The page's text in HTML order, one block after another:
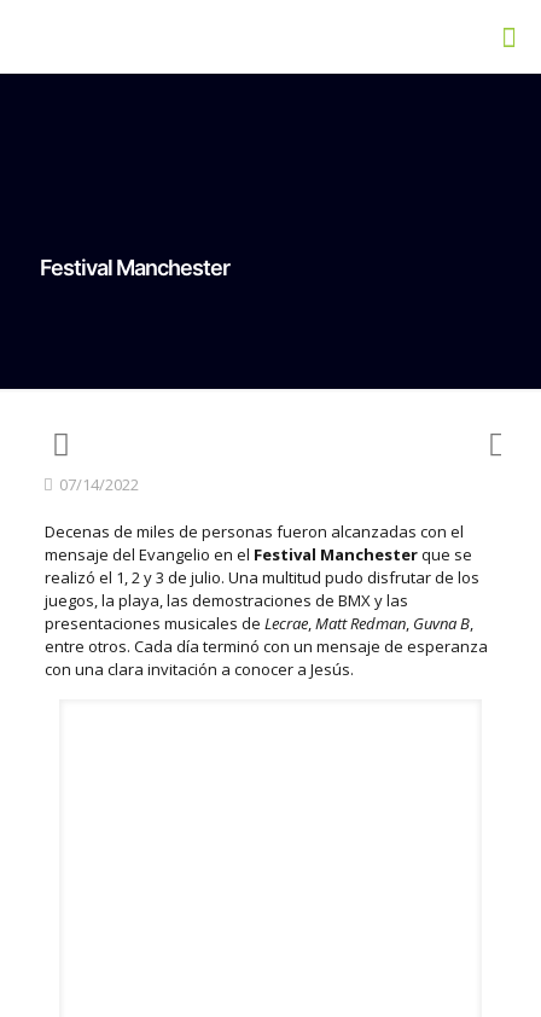
Festival Manchester
07/14/2022
Decenas de miles de personas fueron alcanzadas con el
mensaje del Evangelio en el Festival Manchesterque se
realizó el 1, 2 y 3 de julio. Una multitud pudo disfrutar de los
juegos, la playa, las demostraciones de BMX y las
presentaciones musicales de Lecrae,Matt Redman, Guvna B,
entre otros. Cada día terminó con un mensaje de esperanza
con una clara invitación a conocer a Jesús.